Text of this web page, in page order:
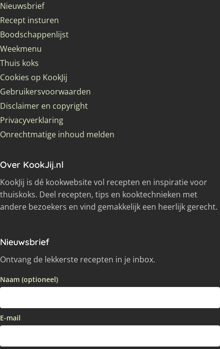
Nieuwsbrief
Recept insturen
Boodschappenlijst
Weekmenu
Thuis koks
Cookies op KookJij
Gebruikersvoorwaarden
Disclaimer en copyright
Privacyverklaring
Onrechtmatige inhoud melden
Over KookJij.nl
KookJij is dé kookwebsite vol recepten en inspiratie voor
thuiskoks. Deel recepten, tips en kooktechnieken met
andere bezoekers en vind gemakkelijk een heerlijk gerecht.
Nieuwsbrief
Ontvang de lekkerste recepten in je inbox.
Naam (optioneel)
E-mail